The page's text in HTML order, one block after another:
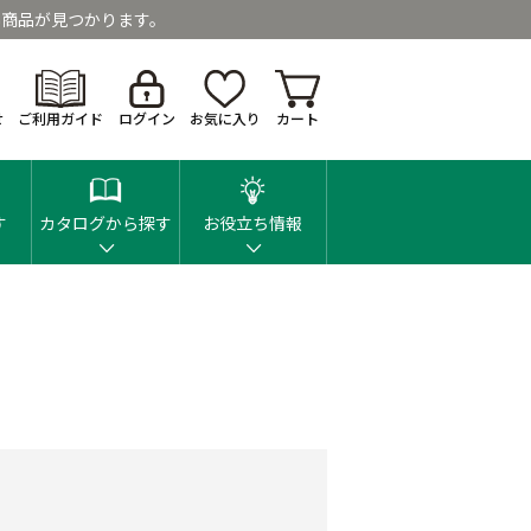
品が見つかります。
ご利用ガイド ログイン お気に入り カート
カタログから探す お役立ち情報